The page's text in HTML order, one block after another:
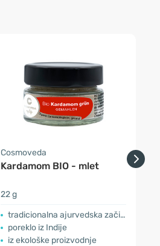
Cosmoveda
Kardamom BIO - mlet
22 g
tradicionalna ajurvedska začimba
poreklo iz Indije
iz ekološke proizvodnje